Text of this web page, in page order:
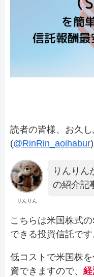
読者の皆様、お久
(@RinRin_aoihabur
りんりん
りんりん
の紹介記
こちらは米国株式
できる投資信託です
低コストで米国株
資できますので、